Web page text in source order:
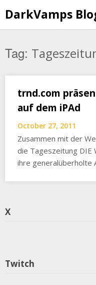
to
content
DarkVamps
Tag:
trnd.com
auf dem iPAd
October 27, 2011
Zusammen mit der
die Tageszeitung DIE
ihre generalüberholte
X
Twitch